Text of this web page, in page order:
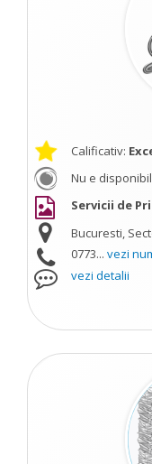
Calificativ:
Nu e
Servicii de
Bucuresti,
0773... vezi
vezi detalii